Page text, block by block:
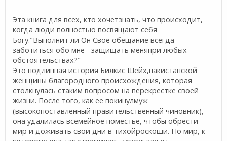
Эта книга для всех, кто хочетзнать, что происходит,
когда люди полностью посвящают себя
Богу."Выполнит ли Он Свое обещание всегда
заботиться обо мне - защищать меняпри любых
обстоятельствах?"
Это подлинная история Билкис Шейх,пакистанской
женщины благородного происхождения, которая
столкнулась стаким вопросом на перекрестке своей
жизни. После того, как ее покинулмуж
(высокопоставленный правительственный чиновник),
она удалилась всемейное поместье, чтобы обрести
мир и доживать свои дни в тихойроскоши. Но мир, к